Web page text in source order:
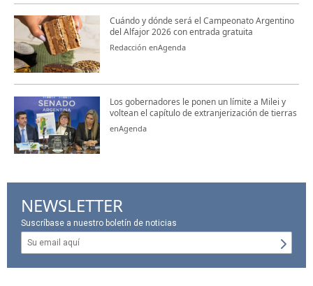
Cuándo y dónde será el Campeonato Argentino
del Alfajor 2026 con entrada gratuita
Redacción enAgenda
Los gobernadores le ponen un límite a Milei y
voltean el capítulo de extranjerización de tierras
enAgenda
NEWSLETTER
Suscríbase a nuestro boletín de noticias